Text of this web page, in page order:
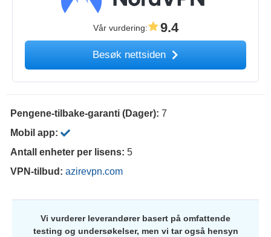
Vår vurdering: 9.4
Besøk nettsiden
Pengene-tilbake-garanti (Dager): 7
Mobil app:
Antall enheter per lisens: 5
VPN-tilbud: azirevpn.com
Vi vurderer leverandører basert på omfattende
testing og undersøkelser, men vi tar også hensyn